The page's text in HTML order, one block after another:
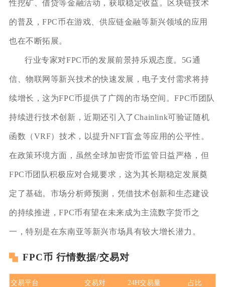
性挖矿、借贷等金融活动，获取稳定收益。区块链技术
的普及，FPC币在游戏、供应链金融等新兴领域的应用
也在不断拓展。
行业专家对FPC币的发展前景持乐观态度。5G通
信、物联网等新兴技术的快速发展，电子支付需求将持
续增长，这为FPC币提供了广阔的市场空间。FPC币团队
持续进行技术创新，近期还引入了Chainlink可验证随机
函数（VRF）技术，以提升NFT盲盒等应用的公平性。
在政策环境方面，虽然全球加密货币监管日益严格，但
FPC币团队积极应对合规要求，这为其长期稳定发展奠
定了基础。市场分析师预测，凭借技术创新和生态建设
的持续推进，FPC币有望在未来成为主流数字货币之
一，特别是在东南亚等新兴市场具有较大增长潜力。
FPC币 行情数据/交易对
交易平台 交易对 24H交易量 占比